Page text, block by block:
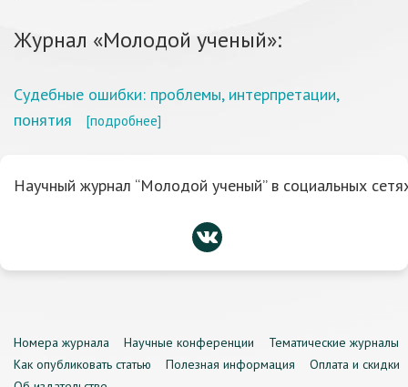
Журнал «Молодой ученый»:
Судебные ошибки: проблемы, интерпретации,
понятия
[подробнее]
Научный журнал “Молодой ученый” в социальных
Номера журнала Научные конференции
Тематические журналы
Как опубликовать статью
Полезная информация
Оплата и скидки